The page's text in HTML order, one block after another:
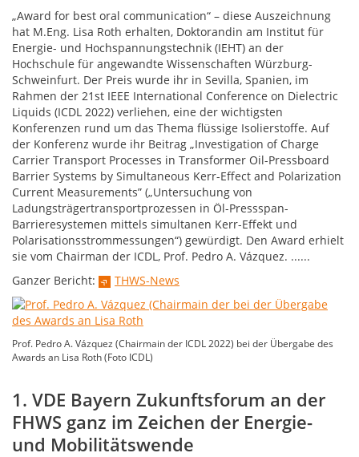
„Award for best oral communication“ – diese Auszeichnung
hat M.Eng. Lisa Roth erhalten, Doktorandin am Institut für
Energie- und Hochspannungstechnik (IEHT) an der
Hochschule für angewandte Wissenschaften Würzburg-
Schweinfurt. Der Preis wurde ihr in Sevilla, Spanien, im
Rahmen der 21st IEEE International Conference on Dielectric
Liquids (ICDL 2022) verliehen, eine der wichtigsten
Konferenzen rund um das Thema flüssige Isolierstoffe. Auf
der Konferenz wurde ihr Beitrag „Investigation of Charge
Carrier Transport Processes in Transformer Oil-Pressboard
Barrier Systems by Simultaneous Kerr-Effect and Polarization
Current Measurements” („Untersuchung von
Ladungsträgertransportprozessen in Öl-Pressspan-
Barrieresystemen mittels simultanen Kerr-Effekt und
Polarisationsstrommessungen“) gewürdigt. Den Award erhielt
sie vom Chairman der ICDL, Prof. Pedro A. Vázquez. ......
Ganzer Bericht:
THWS-News
Prof. Pedro A. Vázquez (Chairmain der ICDL 2022) bei der Übergabe des
Awards an Lisa Roth (Foto ICDL)
1. VDE Bayern Zukunftsforum an der
FHWS ganz im Zeichen der Energie-
und Mobilitätswende